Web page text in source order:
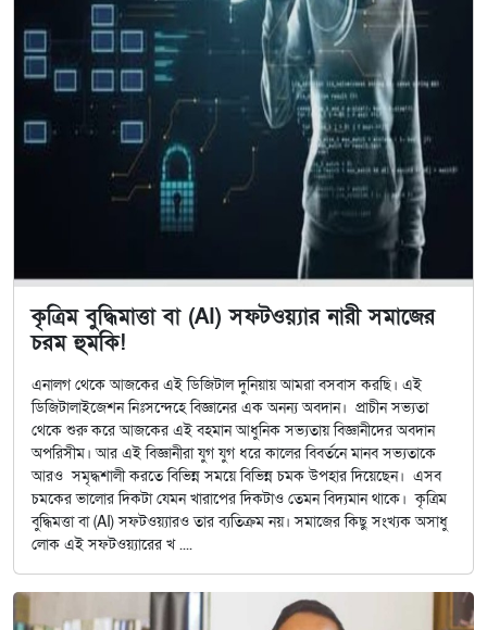
কৃত্রিম বুদ্ধিমাত্তা বা (AI) সফটওয়্যার নারী সমাজের
চরম হুমকি!
এনালগ থেকে আজকের এই ডিজিটাল দুনিয়ায় আমরা বসবাস করছি। এই
ডিজিটালাইজেশন নিঃসন্দেহে বিজ্ঞানের এক অনন্য অবদান। প্রাচীন সভ্যতা
থেকে শুরু করে আজকের এই বহমান আধুনিক সভ্যতায় বিজ্ঞানীদের অবদান
অপরিসীম। আর এই বিজ্ঞানীরা যুগ যুগ ধরে কালের বিবর্তনে মানব সভ্যতাকে
আরও সমৃদ্ধশালী করতে বিভিন্ন সময়ে বিভিন্ন চমক উপহার দিয়েছেন। এসব
চমকের ভালোর দিকটা যেমন খারাপের দিকটাও তেমন বিদ্যমান থাকে। কৃত্রিম
বুদ্ধিমত্তা বা (AI) সফটওয়্যারও তার ব্যতিক্রম নয়। সমাজের কিছু সংখ্যক অসাধু
লোক এই সফটওয়্যারের খ ....